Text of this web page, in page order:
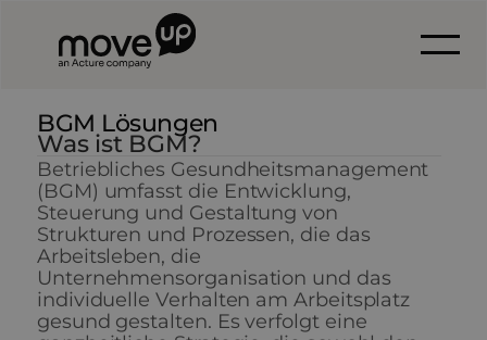
BGM Lösungen
Was ist BGM?
Betriebliches Gesundheitsmanagement
(BGM) umfasst die Entwicklung,
Steuerung und Gestaltung von
Strukturen und Prozessen, die das
Arbeitsleben, die
Unternehmensorganisation und das
individuelle Verhalten am Arbeitsplatz
gesund gestalten. Es verfolgt eine